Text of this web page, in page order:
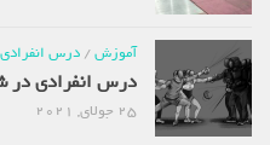
آموزش/درس انفرادی
درس انفرادی در